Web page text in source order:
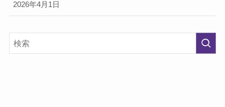
2026年4月1日